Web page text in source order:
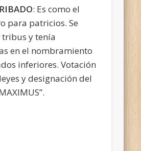
: Es como el
para patricios. Se
y tenía
en el nombramiento
inferiores. Votación
y designación del